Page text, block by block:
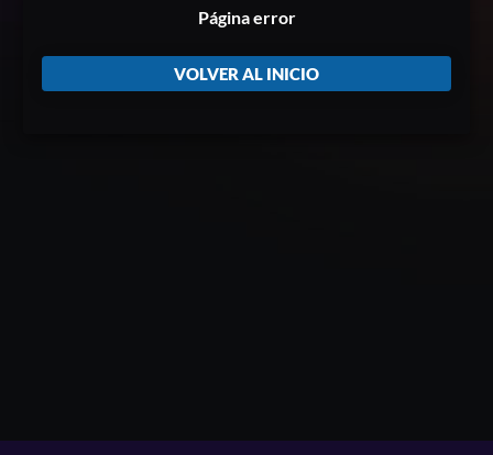
Página error
VOLVER AL INICIO